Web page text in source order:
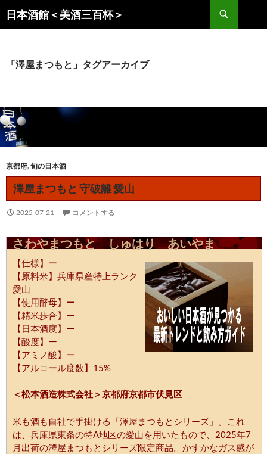
ン
キ
ッ
プ
日本酒館＜美酒三百杯＞
索
「澤屋まつもと」タグアーカイブ
京都府,旬の日本酒
澤屋まつもと 守破離 愛山
2025-07-21 コメントする
さわやまつもと しゅはり あいやま
【仕様】ー
【原料米】兵庫県産特上ランク
愛山
【使用酵母】ー
【精米歩合】ー
【日本酒度】ー
【酸度】ー
【アミノ酸】ー
【アルコール度数】15%
＜松本酒造株式会社＞京都府京都市伏見区
米も酒も自社で手掛ける「澤屋まつもとシリーズ」。これ
は、兵庫県東条の特A地区の愛山を用いたもので、2025年7
月出荷の澤屋まつもとシリーズ限定商品。かすかなガス感が